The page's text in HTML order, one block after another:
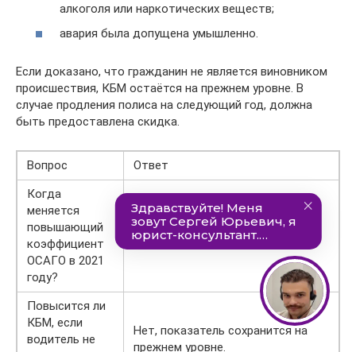
алкоголя или наркотических веществ;
авария была допущена умышленно.
Если доказано, что гражданин не является виновником
происшествия, КБМ остаётся на прежнем уровне. В
случае продления полиса на следующий год, должна
быть предоставлена скидка.
Вопрос
Ответ
Когда
меняется
повышающий
коэффициент
ОСАГО в 2021
году?
При продлении страховки.
Повысится ли
КБМ, если
водитель не
Нет, показатель сохранится на
прежнем уровне.